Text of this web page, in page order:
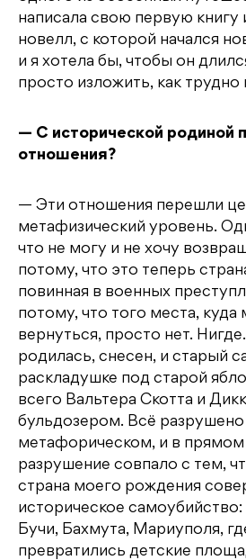
написала свою первую книгу
новелл, с которой начался
и я хотела бы, чтобы он
просто изложить, как трудно
— С исторической родиной
отношения?
— Эти отношения перешли
метафизический уровень.
что не могу и не хочу
потому, что это теперь
повинная в военных
потому, что того места,
вернуться, просто нет.
родилась, снесен, и старый
раскладушке под старой
всего Вальтера Скотта и
бульдозером. Всё разрушено
метафорическом, и в
разрушение совпало с тем,
страна моего рождения
историческое
Бучи, Бахмута, Мариуполя,
превратились детские